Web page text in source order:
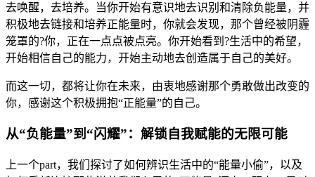
去唤醒，去培养。当你开始有意识地去识别和清除负能量，并
积极地去链接和培养正能量时，你就会发现，那个曾经被阴霾
笼罩的?你，正在一点点被点亮。你开始看到?生活中的希望，
开始相信自己的能力，开始主动地去创造属于自己的美好。
而这一切，都将让你在未来，由衷地感谢那个勇敢做出改变的
你，感谢这个积极拥抱“正能量”的自己。
从“负能量”到“闪耀”：解锁自我赋能的无限可能
上一个part，我们探讨了如何辨识生活中的“能量小偷”，以及